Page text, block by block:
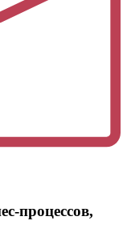
процессов,